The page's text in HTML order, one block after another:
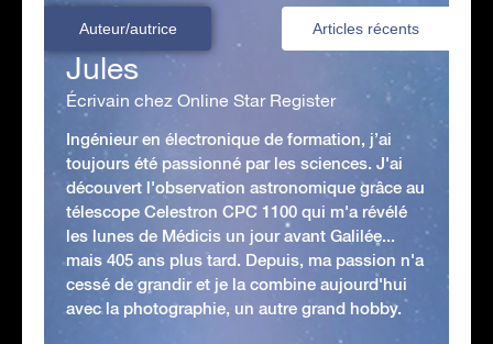
Auteur/autrice Articles récents
Jules
Écrivain chez Online Star Register
Ingénieur en électronique de formation, j’ai
toujours été passionné par les sciences. J'ai
découvert l'observation astronomique grâce au
télescope Celestron CPC 1100 qui m'a révélé
les lunes de Médicis un jour avant Galilée...
mais 405 ans plus tard. Depuis, ma passion n'a
cessé de grandir et je la combine aujourd'hui
avec la photographie, un autre grand hobby.